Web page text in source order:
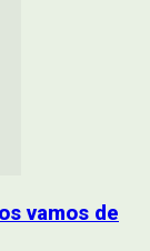
vamos de